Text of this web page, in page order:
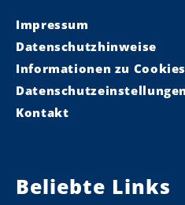
Impressum
Datenschutzhinweise
Informationen zu Cookies
Kontakt
Beliebte Links